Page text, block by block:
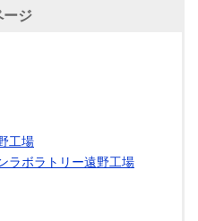
ージ
工場
ラボラトリー遠野工場